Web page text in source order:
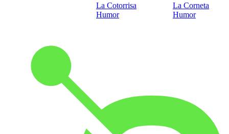
La Cotorrisa
Humor
La Corneta
Humor